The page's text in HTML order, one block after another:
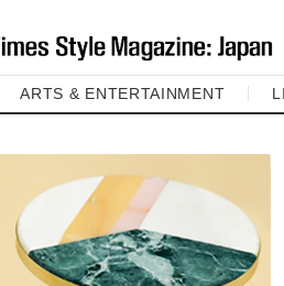
ARTS & ENTERTAINMENT